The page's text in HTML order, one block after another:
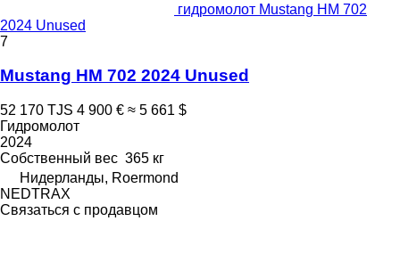
гидромолот Mustang HM 702
2024 Unused
7
Mustang HM 702 2024 Unused
52 170 TJS 4 900 € ≈ 5 661 $
Гидромолот
2024
Собственный вес 365 кг
Нидерланды, Roermond
NEDTRAX
Связаться с продавцом